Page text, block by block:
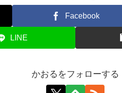
Facebook
LINE
かおるをフォローする